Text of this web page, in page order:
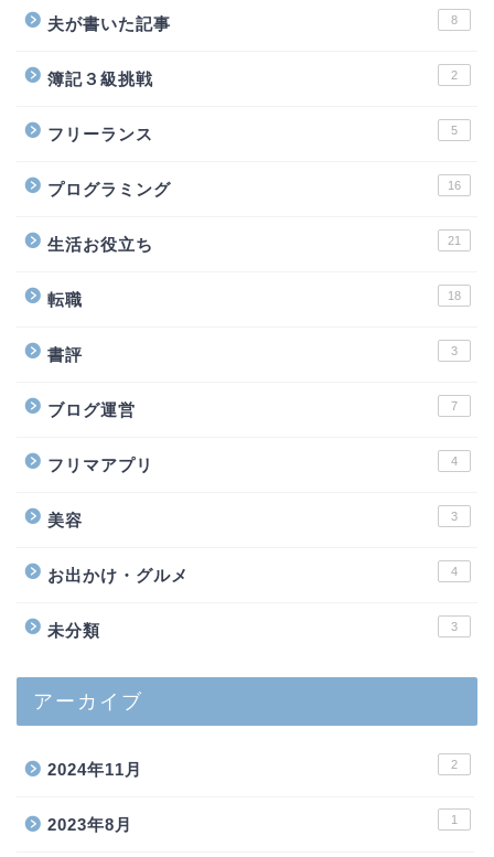
夫が書いた記事 8
簿記３級挑戦 2
フリーランス 5
プログラミング 16
生活お役立ち 21
転職 18
書評 3
ブログ運営 7
フリマアプリ 4
美容 3
お出かけ・グルメ 4
未分類 3
アーカイブ
2024年11月 2
2023年8月 1